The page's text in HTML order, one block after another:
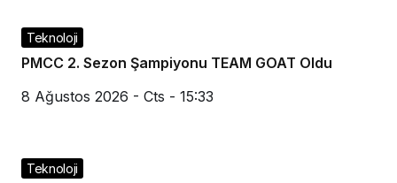
Teknoloji
PMCC 2. Sezon Şampiyonu TEAM GOAT Oldu
8 Ağustos 2026 - Cts - 15:33
Teknoloji